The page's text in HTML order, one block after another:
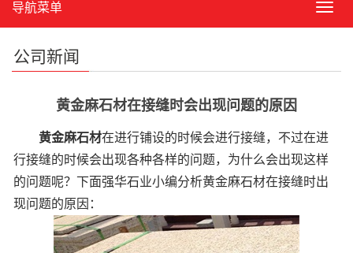
导
导航菜单
公司新闻
黄金麻石材在接缝时会出现问题的原因
黄金麻石材在进行铺设的时候会进行接缝，不过在进
行接缝的时候会出现各种各样的问题，为什么会出现这样
的问题呢？下面强华石业小编分析黄金麻石材在接缝时出
现问题的原因：